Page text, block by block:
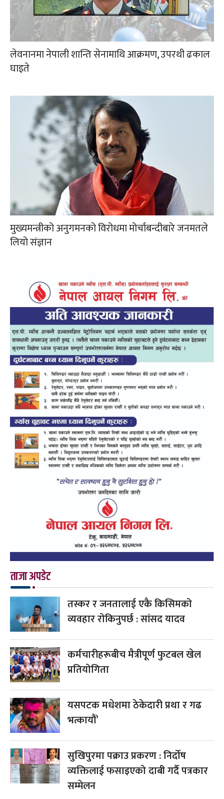
लेवनानमा नेपाली शान्ति सेनामाथि आक्रमण, उपरथी ढकाल
घाइते
मुख्यमन्त्रीको अनुगमनको विरोधमा मोर्चाबन्दीबारे जनमतले
लियो संज्ञान
ताजा अपडेट
तस्कर र जनतालाई एकै किसिमको
व्यवहार रोकिनुपर्छ : सांसद यादव
कर्मचारीहरूबीच मैत्रीपूर्ण फुटबल खेल
प्रतियोगिता
यसपटक मधेशमा ठेकेदारी प्रथा र गढ
भत्कायौं’
सुखिपुरमा पक्राउ प्रकरण : निर्दोष
व्यक्तिलाई फसाइएको दाबी गर्दै पत्रकार
सम्मेलन